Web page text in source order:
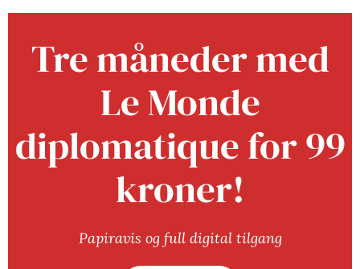
Tre måneder med
Le Monde
diplomatique for 99
kroner!
Papiravis og full digital tilgang